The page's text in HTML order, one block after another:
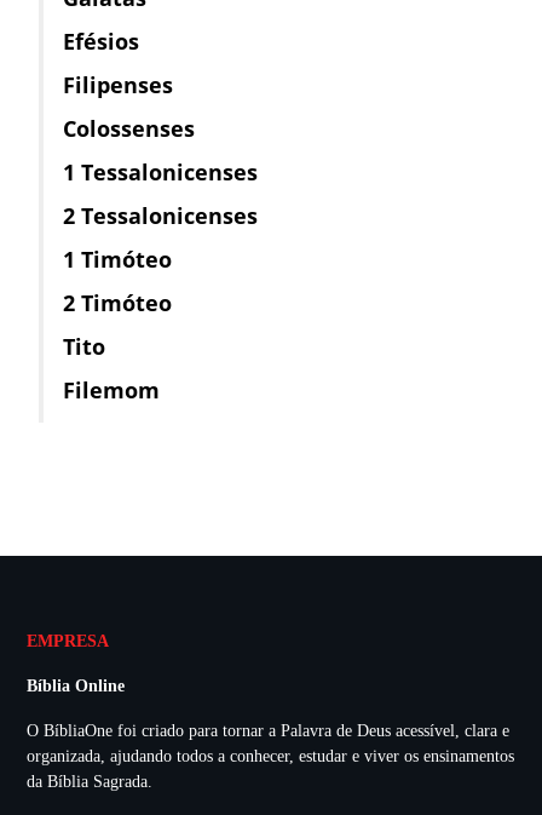
Efésios
Filipenses
Colossenses
1 Tessalonicenses
2 Tessalonicenses
1 Timóteo
2 Timóteo
Tito
Filemom
EMPRESA
Bíblia Online
O BíbliaOne foi criado para tornar a Palavra de Deus acessível, clara e
organizada, ajudando todos a conhecer, estudar e viver os ensinamentos
da Bíblia Sagrada.